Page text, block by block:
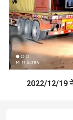
2022/12/19 ने